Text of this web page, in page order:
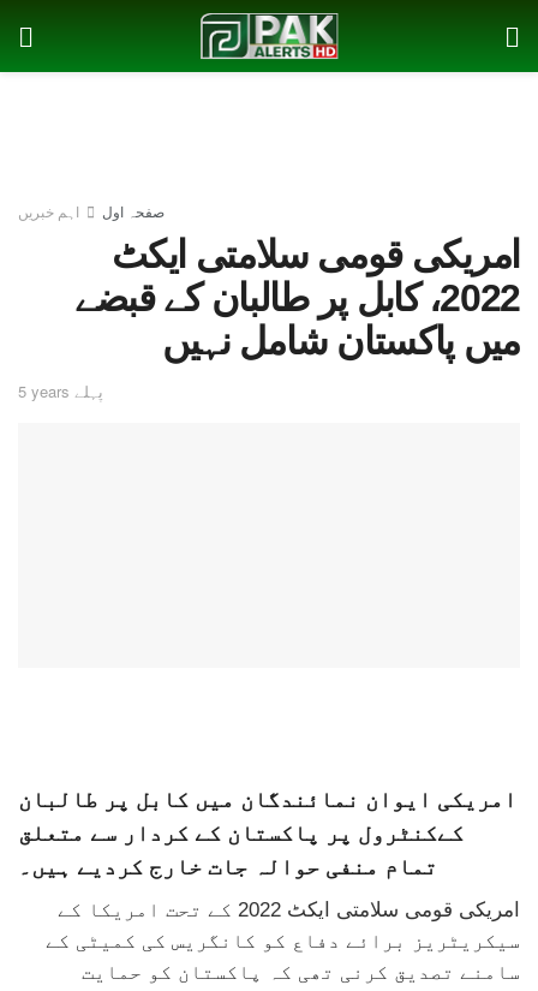
صفحہ اول اہم خبریں
امریکی قومی سلامتی ایکٹ
2022، کابل پر طالبان کے قبضے
میں پاکستان شامل نہیں
5 years پہلے
امریکی ایوان نمائندگان میں کابل پر طالبان
کےکنٹرول پر پاکستان کے کردار سے متعلق
تمام منفی حوالہ جات خارج کردیے ہیں۔
امریکی قومی سلامتی ایکٹ 2022 کے تحت امریکا کے
سیکریٹریز برائے دفاع کو کانگریس کی کمیٹی کے
سامنے تصدیق کرنی تھی کہ پاکستان کو حمایت